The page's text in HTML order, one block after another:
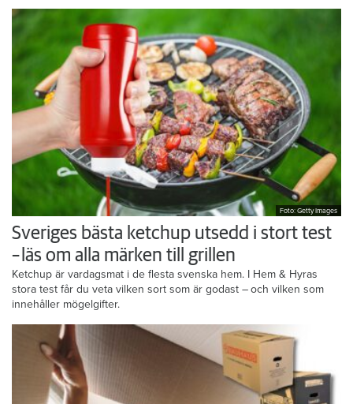
Foto: Getty Images
Sveriges bästa ketchup utsedd i stort test
– läs om alla märken till grillen
Ketchup är vardagsmat i de flesta svenska hem. I Hem & Hyras
stora test får du veta vilken sort som är godast – och vilken som
innehåller mögelgifter.